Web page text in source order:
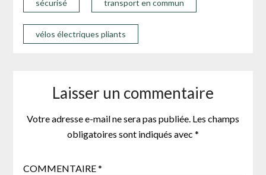
sécurisé transport en commun
vélos électriques pliants
Laisser un commentaire
Votre adresse e-mail ne sera pas publiée. Les champs
obligatoires sont indiqués avec *
COMMENTAIRE*